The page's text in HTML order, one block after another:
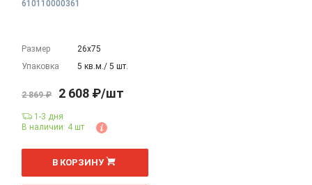
610110000361
Размер
26х75
Упаковка
5 кв.м./ 5 шт.
2 869 ₽ 2 608 ₽/шт
1-3 дня
В наличии: 4 шт
В КОРЗИНУ